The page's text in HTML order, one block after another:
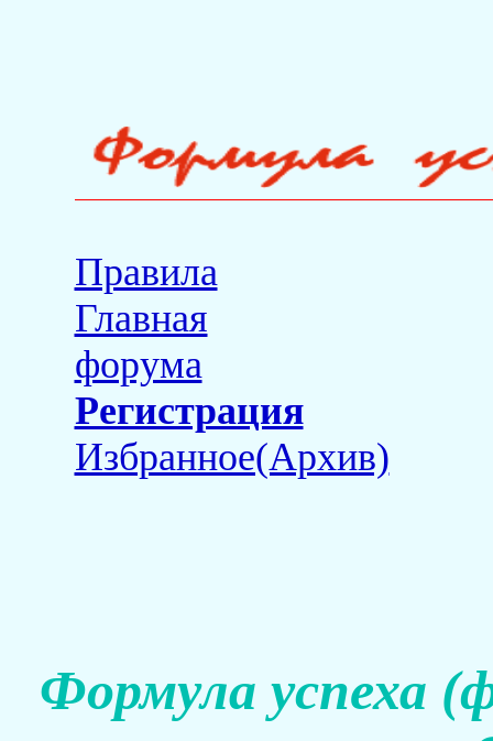
Правила
Главная
форума
Регистрация
Избранное(Архив)
Формула успеха